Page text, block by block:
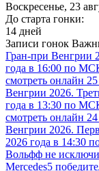
Воскресенье, 23
До старта гонки:
14 дней
Записи гонок
Гран-при Венгрии
года в 16:00 по
смотреть онлайн
Венгрии 2026.
года в 13:30 по
смотреть онлайн
Венгрии 2026.
2026 года в 14:30
Вольфф не
Mercedes5